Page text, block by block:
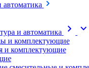
автоматика
и автоматика
chevron_right expand_more
и комплектующие
и комплектующие